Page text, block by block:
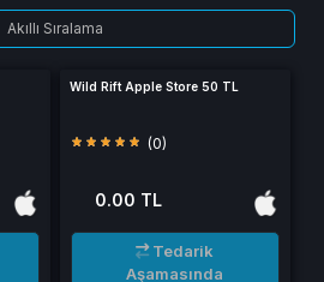
Wild Rift Apple Store 50 TL
(0)
0.00 TL
Tedarik
Aşamasında